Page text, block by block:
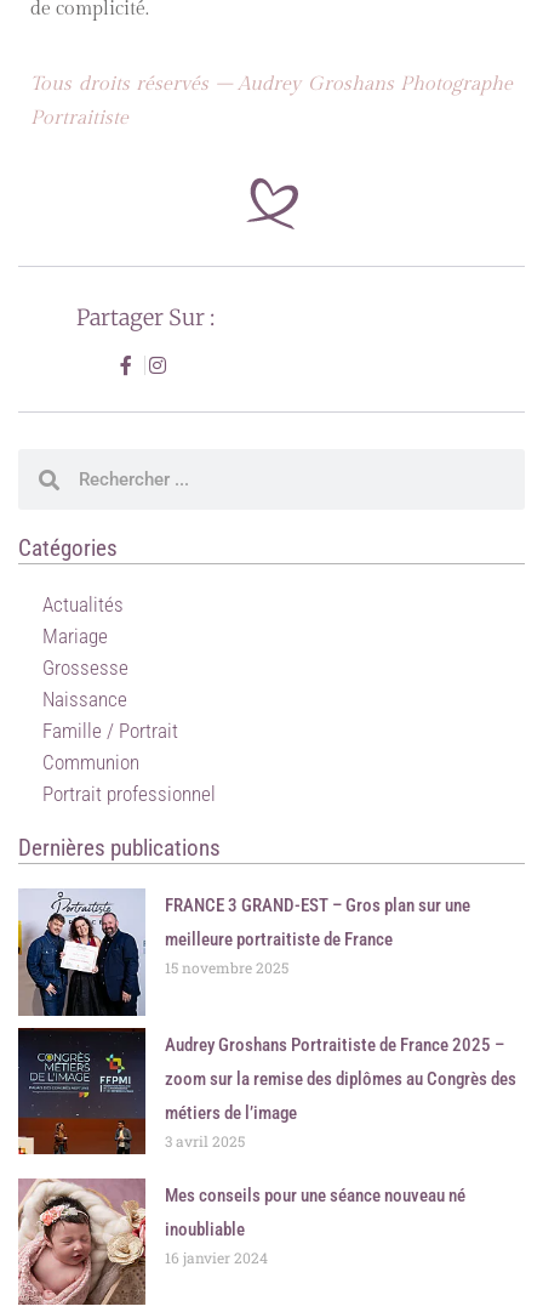
de complicité.
Tous droits réservés – Audrey Groshans Photographe
Portraitiste
Partager Sur :
Rechercher
Rechercher
Catégories
Actualités
Mariage
Grossesse
Naissance
Famille / Portrait
Communion
Portrait professionnel
Dernières publications
FRANCE 3 GRAND-EST – Gros plan sur une
meilleure portraitiste de France
15 novembre 2025
Audrey Groshans Portraitiste de France 2025 –
zoom sur la remise des diplômes au Congrès des
métiers de l’image
3 avril 2025
Mes conseils pour une séance nouveau né
inoubliable
16 janvier 2024